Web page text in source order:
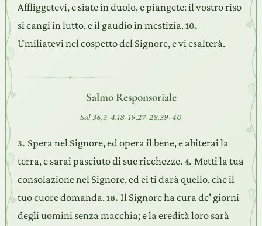
Affliggetevi, e siate in duolo, e piangete: il vostro riso
si cangi in lutto, e il gaudio in mestizia. 10.
Umiliatevi nel cospetto del Signore, e vi esalterà.
Salmo Responsoriale
Sal 36,3-4.18-19.27-28.39-40
3. Spera nel Signore, ed opera il bene, e abiterai la
terra, e sarai pasciuto di sue ricchezze. 4. Metti la tua
consolazione nel Signore, ed ei ti darà quello, che il
tuo cuore domanda. 18. Il Signore ha cura de' giorni
degli uomini senza macchia; e la eredità loro sarà